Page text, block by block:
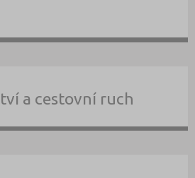
a cestovní ruch